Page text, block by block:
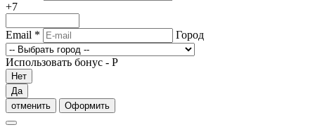
+7
Email * Город
Использовать бонус - Р
Нет
Да
отменить
Оформить